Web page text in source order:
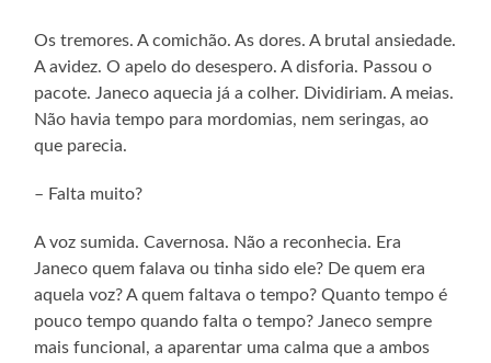
Os tremores. A comichão. As dores. A brutal ansiedade.
A avidez. O apelo do desespero. A disforia. Passou o
pacote. Janeco aquecia já a colher. Dividiriam. A meias.
Não havia tempo para mordomias, nem seringas, ao
que parecia.
– Falta muito?
A voz sumida. Cavernosa. Não a reconhecia. Era
Janeco quem falava ou tinha sido ele? De quem era
aquela voz? A quem faltava o tempo? Quanto tempo é
pouco tempo quando falta o tempo? Janeco sempre
mais funcional, a aparentar uma calma que a ambos